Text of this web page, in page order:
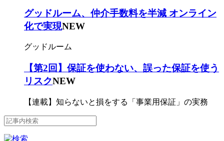
グッドルーム、仲介手数料を半減 オンライン
化で実現NEW
グッドルーム
【第2回】保証を使わない、誤った保証を使う
リスクNEW
【連載】知らないと損をする「事業用保証」の実務